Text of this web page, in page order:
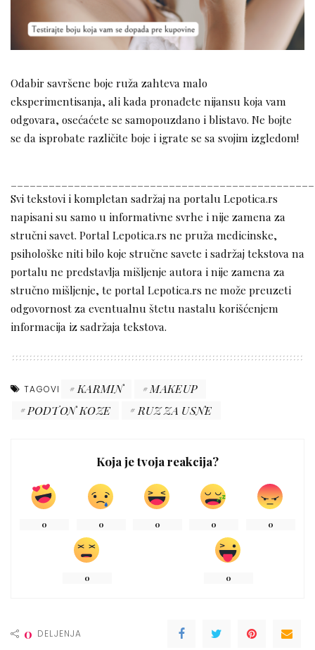
Odabir savršene boje ruža zahteva malo
eksperimentisanja, ali kada pronađete nijansu koja vam
odgovara, osećaćete se samopouzdano i blistavo. Ne bojte
se da isprobate različite boje i igrate se sa svojim izgledom!
Svi tekstovi i kompletan sadržaj na portalu Lepotica.rs
napisani su samo u informativne svrhe i nije zamena za
stručni savet. Portal Lepotica.rs ne pruža medicinske,
psihološke niti bilo koje stručne savete i sadržaj tekstova na
portalu ne predstavlja mišljenje autora i nije zamena za
stručno mišljenje, te portal Lepotica.rs ne može preuzeti
odgovornost za eventualnu štetu nastalu korišćenjem
informacija iz sadržaja tekstova.
TAGOVI KARMIN
MAKEUP
PODTON KOZE
RUZ ZA USNE
Koja je tvoja reakcija?
0 0 0 0 0
0 0
0 DELJENJA